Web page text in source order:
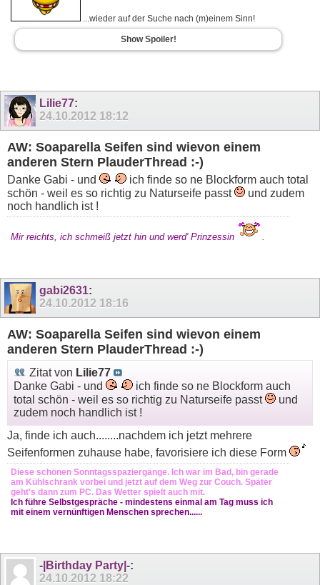
...wieder auf der Suche nach (m)einem Sinn!
Show Spoiler!
Lilie77:
24.10.2012 18:12
AW: Soaparella Seifen sind wievon einem
anderen Stern PlauderThread :-)
Danke Gabi - und
ich finde so ne Blockform auch total
schön - weil es so richtig zu Naturseife passt
und zudem
noch handlich ist !
Mir reichts, ich schmeiß jetzt hin und werd' Prinzessin
gabi2631:
24.10.2012 18:16
AW: Soaparella Seifen sind wievon einem
anderen Stern PlauderThread :-)
Zitat von Lilie77
Danke Gabi - und
ich finde so ne Blockform auch
total schön - weil es so richtig zu Naturseife passt
und
zudem noch handlich ist !
Ja, finde ich auch........nachdem ich jetzt mehrere
Seifenformen zuhause habe, favorisiere ich diese Form
Diese schönen Sonntagsspaziergänge. Ich war im Bad, bin gerade
am Kühlschrank vorbei und jetzt auf dem Weg zur Couch. Später
geht's dann zum PC. Das Wetter spielt auch mit.
Ich führe Selbstgespräche - mindestens einmal am Tag muss ich
mit einem vernünftigen Menschen sprechen......
-|Birthday Party|-:
24.10.2012 18:22